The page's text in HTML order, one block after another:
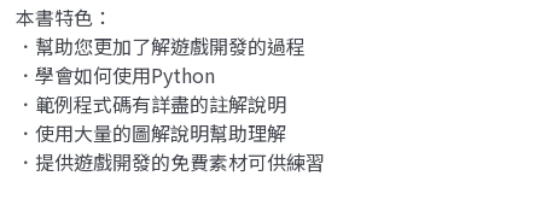
本書特色：
．幫助您更加了解遊戲開發的過程
．學會如何使用Python
．範例程式碼有詳盡的註解說明
．使用大量的圖解說明幫助理解
．提供遊戲開發的免費素材可供練習